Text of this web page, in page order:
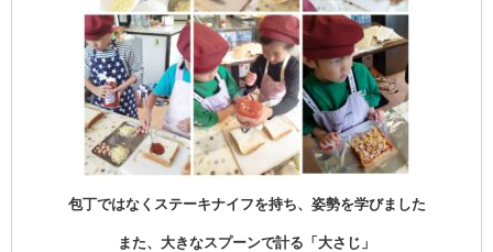
ーヌ
包丁ではなくステーキナイフを持ち、姿勢を学びました
また、大きなスプーンで計る「大さじ」